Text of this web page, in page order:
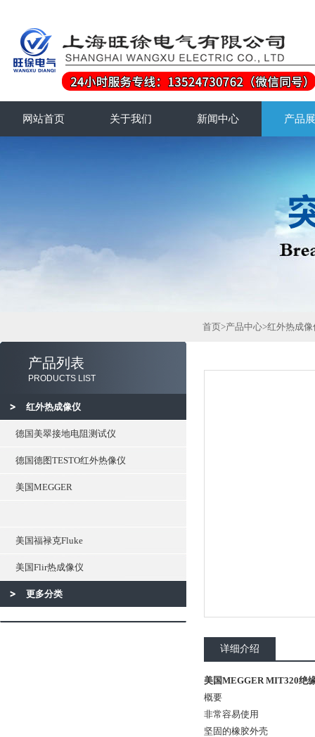
网站首页 关于我们 新闻中心 产品
产品列表
PRODUCTS LIST
红外热成像仪
德国美翠接地电阻测试仪
德国德图TESTO红外热像仪
美国MEGGER
美国福禄克Fluke
美国Flir热成像仪
更多分类
首页>产品中心>红外热成像
详细介绍
美国MEGGER MIT320绝
概要
非常容易使用
坚固的橡胶外壳